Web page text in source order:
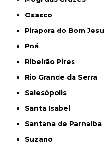
Osasco
Pirapora do Bom
Poá
Ribeirão Pires
Rio Grande da Serra
Salesópolis
Santa Isabel
Santana de Parnaíba
Suzano